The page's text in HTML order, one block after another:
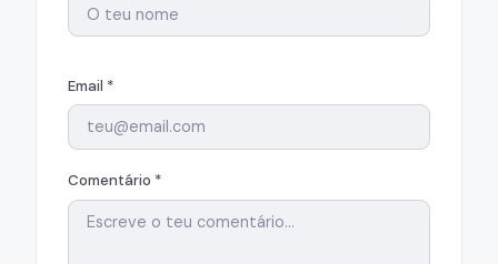
Email *
Comentário *